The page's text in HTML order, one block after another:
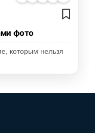
фото
которым нельзя